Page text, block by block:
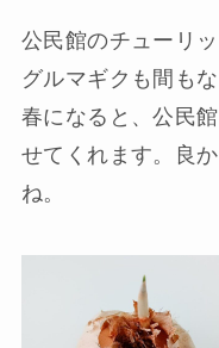
公民館のチューリ
グルマギクも間も
春になると、公民
せてくれます。良
ね。